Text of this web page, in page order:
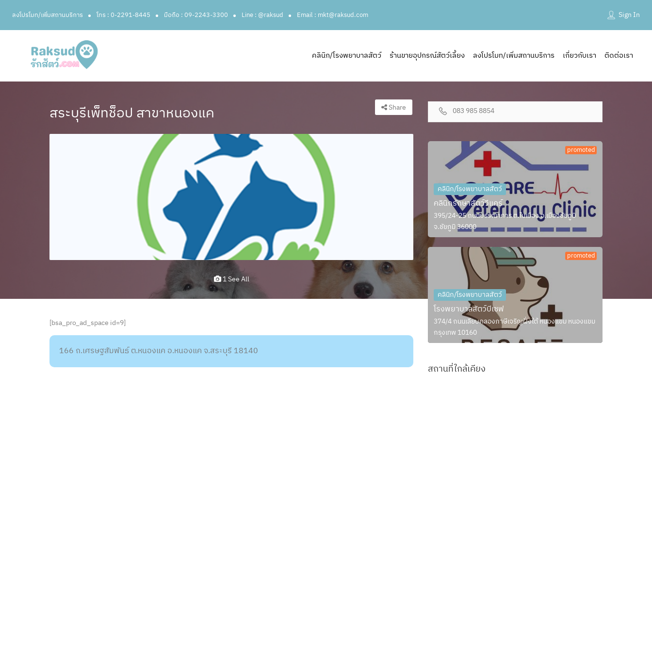
ลงโปรโมท/เพิ่มสถานบริการ โทร : 0-2291-8445 มือถือ : 09-2243-3300 Line : @raksud Email : mkt@raksud.com Sign In
คลินิก/โรงพยาบาลสัตว์ ร้านขายอุปกรณ์สัตว์เลี้ยง ลงโปรโมท/เพิ่มสถานบริการ เกี่ยวกับเรา ติดต่อเรา
สระบุรีเพ็ทช็อป สาขาหนองแค Share
1 See All
[bsa_pro_ad_space id=9]
166 ถ.เศรษฐสัมพันธ์ ต.หนองแค อ.หนองแค จ.สระบุรี 18140
083 985 8854
promoted
คลินิก/โรงพยาบาลสัตว์
คลินิกรักษาสัตว์วีแคร์
395/24-25 ถนนบรรณาการ ต.ในเมือง อ.เมืองชัยภูมิ
จ.ชัยภูมิ 36000
promoted
คลินิก/โรงพยาบาลสัตว์
โรงพยาบาลสัตว์บีเซฟ
374/4 ถนนเลียบคลองภาษีเจริญฝั่งใต้ หนองแขม หนองแขม
กรุงเทพ 10160
สถานที่ใกล้เคียง